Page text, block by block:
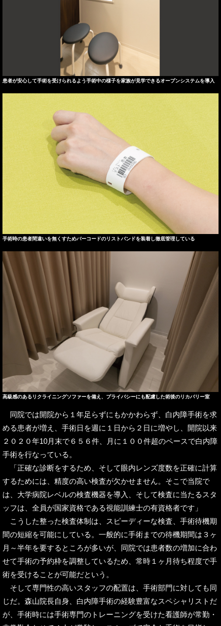
患者が安心して手術を受けられるよう手術中の様子を家族が見学できるオープンシステムを導入
手術時の患者間違いを無くすためバーコードのリストバンドを装着し徹底管理している
高級感のあるリクライニングソファーを備え、プライバシーにも配慮した術後のリカバリー室
同院では開院から１年足らずにもかかわらず、白内障手術を求
める患者が増え、手術日を週に１日から２日に増やし、開院以来
２０２０年10月末で６５６件、月に１００件超のペースで白内障
手術を行なっている。
「正確な診断をするため、そして眼内レンズ度数を正確に計算
するためには、精度の高い検査が欠かせません。そこで当院で
は、大学病院レベルの検査機器を導入、そして検査に当たるスタ
ッフは、全員が国家資格である視能訓練士の有資格者です」
こうした整った検査体制は、スピーディーな検査、手術待機期
間の短縮を可能にしている。一般的に手術までの待機期間は３ヶ
月～半年を要するところが多いが、同院では患者数の増加に合わ
せて手術の予約枠を調整しているため、常時１ヶ月待ち程度で手
術を受けることが可能だという。
そして専門性の高いスタッフの配置は、手術部門に対しても同
じだ。森山院長自身、白内障手術の経験豊富なスペシャリストだ
が、手術時には手術専門のトレーニングを受けた看護師が常勤・